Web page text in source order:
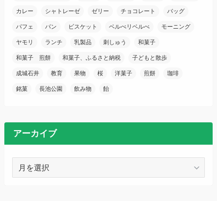
カレー シャトレーゼ ゼリー チョコレート バッグ
パフェ パン ビスケット ベルべリベルべ モーニング
ヤモリ ランチ 乳製品 刺しゅう 和菓子
和菓子 煎餅 和菓子、ふるさと納税 子どもと散歩
成城石井 教育 果物 桜 洋菓子 煎餅 珈琲
銘菓 長池公園 飲み物 飴
アーカイブ